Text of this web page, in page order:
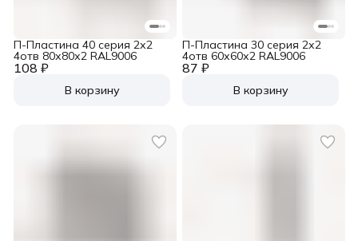
108 ₽
П-Пластина 40 серия 2х2
4отв 80х80х2 RAL9006
В корзину
87 ₽
П-Пластина 30 серия 2х2
4отв 60х60х2 RAL9006
В корзину